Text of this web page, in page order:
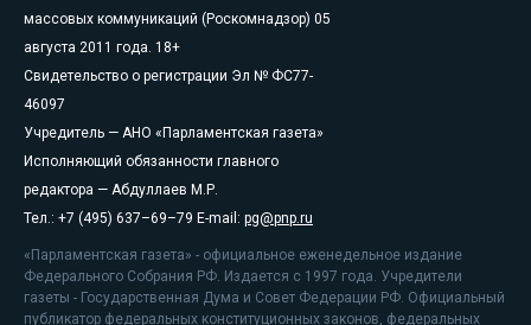
массовых коммуникаций (Роскомнадзор) 05
августа 2011 года. 18+
Свидетельство о регистрации Эл № ФС77-
46097
Учредитель — АНО «Парламентская газета»
Исполняющий обязанности главного
редактора — Абдуллаев М.Р.
Тел.: +7 (495) 637–69–79 E-mail: pg@pnp.ru
«Парламентская газета» - официальное еженедельное издание
Федерального Собрания РФ. Издается с 1997 года. Учредители
газеты - Государственная Дума и Совет Федерации РФ. Официальный
публикатор федеральных конституционных законов, федеральных